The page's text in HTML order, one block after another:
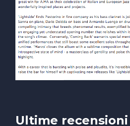
Ultime recensioni